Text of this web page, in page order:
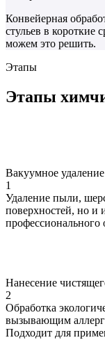
Конвейерная
стульев в
можем это решить.
Этапы
Этапы
Вакуумное
1
Удаление пыли,
поверхностей, но и
Нанесение
2
Обработка
вызывающим
Подходит для